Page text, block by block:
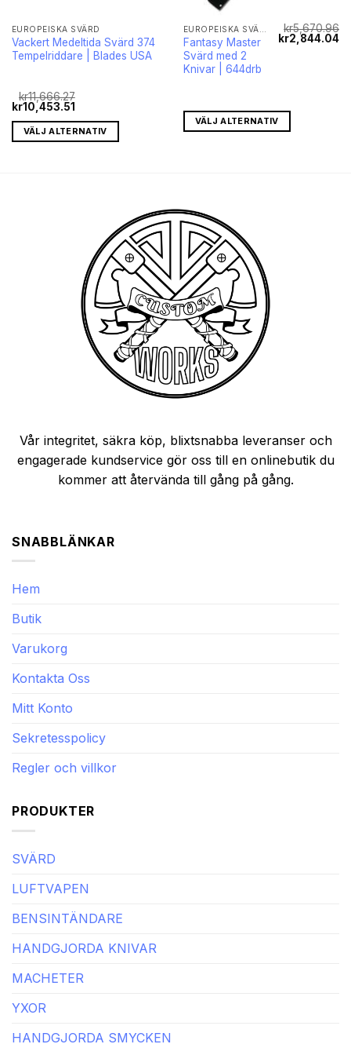
EUROPEISKA SVÄRD
Vackert Medeltida Svärd 374
Tempelriddare | Blades USA
kr11,666.27
Det
ursprungliga
priset
var:
kr10,453.51Det
priset
är:
VÄLJ ALTERNATIV
Fantasy Master
Svärd med 2
Knivar | 644drb
kr5,670.96
Det
ursprungliga
kr2,844.04
VÄLJ ALTERNATIV
Vår integritet, säkra köp, blixtsnabba leveranser och
engagerade kundservice gör oss till en onlinebutik du
kommer att återvända till gång på gång.
SNABBLÄNKAR
Hem
Butik
Varukorg
Kontakta Oss
Mitt Konto
Sekretesspolicy
Regler och villkor
PRODUKTER
SVÄRD
LUFTVAPEN
BENSINTÄNDARE
HANDGJORDA KNIVAR
MACHETER
YXOR
HANDGJORDA SMYCKEN